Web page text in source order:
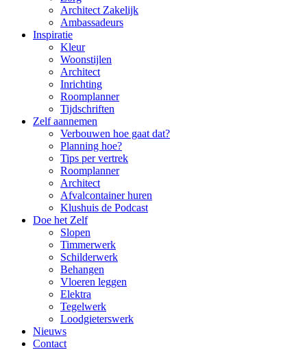
Architect Zakelijk
Ambassadeurs
Inspiratie
Kleur
Woonstijlen
Architect
Inrichting
Roomplanner
Tijdschriften
Zelf aannemen
Verbouwen hoe gaat dat?
Planning hoe?
Tips per vertrek
Roomplanner
Architect
Afvalcontainer huren
Klushuis de Podcast
Doe het Zelf
Slopen
Timmerwerk
Schilderwerk
Behangen
Vloeren leggen
Elektra
Tegelwerk
Loodgieterswerk
Nieuws
Contact